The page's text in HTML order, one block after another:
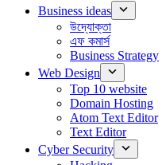
Business ideas
উদ্যোক্তা
এফ কমার্স
Business Strategy
Web Design
Top 10 website
Domain Hosting
Atom Text Editor
Text Editor
Cyber Security